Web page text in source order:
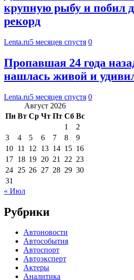
крупную рыбу и побил
рекорд
Lenta.ru5 месяцев спустя 0
Пропавшая 24 года
нашлась живой и
Lenta.ru5 месяцев спустя 0
Август 2026
Пн Вт Ср Чт Пт Сб Вс
1
2
3
4 5 6 7 8
9
10 11 12 13 14 15 16
17 18 19 20 21 22 23
24 25 26 27 28 29 30
31
« Июл
Рубрики
Автоновости
Автособытия
Автоспорт
Автоэксперт
Актеры
Аналитика